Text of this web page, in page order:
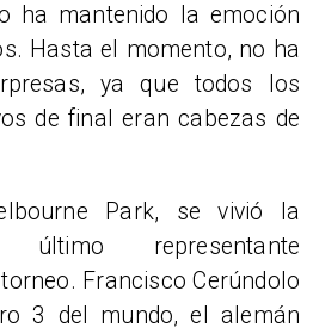
ha mantenido la emoción
Hasta el momento, no ha
ya que todos los
de final eran cabezas de
Park, se vivió la
representante
Francisco Cerúndolo
3 del mundo, el alemán